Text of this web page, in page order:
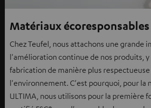
Matériaux écoresponsables
Chez Teufel, nous attachons une grande
l'amélioration continue de nos produits,
fabrication de manière plus respectueuse
l'environnement. C'est pourquoi, pour la
ULTIMA, nous utilisons pour la première